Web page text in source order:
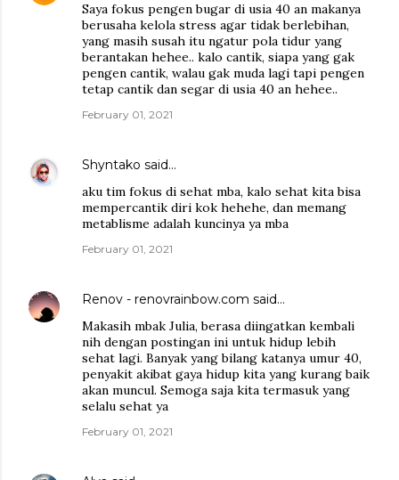
Saya fokus pengen bugar di usia 40 an makanya
berusaha kelola stress agar tidak berlebihan,
yang masih susah itu ngatur pola tidur yang
berantakan hehee.. kalo cantik, siapa yang gak
pengen cantik, walau gak muda lagi tapi pengen
tetap cantik dan segar di usia 40 an hehee..
February 01, 2021
Shyntako said…
aku tim fokus di sehat mba, kalo sehat kita bisa
mempercantik diri kok hehehe, dan memang
metablisme adalah kuncinya ya mba
February 01, 2021
Renov - renovrainbow.com said…
Makasih mbak Julia, berasa diingatkan kembali
nih dengan postingan ini untuk hidup lebih
sehat lagi. Banyak yang bilang katanya umur 40,
penyakit akibat gaya hidup kita yang kurang baik
akan muncul. Semoga saja kita termasuk yang
selalu sehat ya
February 01, 2021